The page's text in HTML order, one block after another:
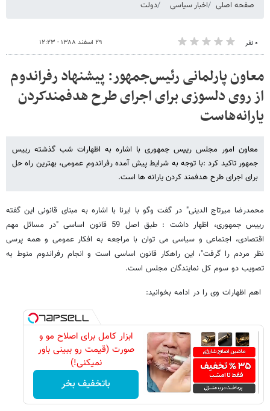
صفحه اصلی اخبار سیاسی دولت
۰ نفر ۲۹ اسفند ۱۳۸۸ - ۱۲:۲۳
معاون پارلمانی رئیس‌جمهور: پیشنهاد رفراندوم
از روی دلسوزی برای اجرای طرح هدفمندکردن
یارانه‌هاست
معاون امور مجلس رییس جمهوری با اشاره به اظهارات شب گذشته رییس
جمهور تاکید کرد :با توجه به شرایط پیش آمده رفراندوم عمومی، بهترین راه حل
برای اجرای طرح هدفمند کردن یارانه ها است.
محمدرضا میرتاج الدینی" در گفت وگو با ایرنا با اشاره به مبنای قانونی این گفته
رییس جمهوری، اظهار داشت : طبق اصل 59 قانون اساسی "در مسائل مهم
اقتصادی، اجتماعی و سیاسی می توان با مراجعه به افکار عمومی و همه پرسی
نظر مردم را گرفت"، این راهکار قانون اساسی است و انجام رفراندوم منوط به
تصویب دو سوم کل نمایندگان مجلس است.
اهم اظهارات وی را در ادامه بخوانید:
ابزار کامل برای اصلاح مو و
صورت (قیمت رو ببینی باور
نمیکنی!)
باتخفیف بخر